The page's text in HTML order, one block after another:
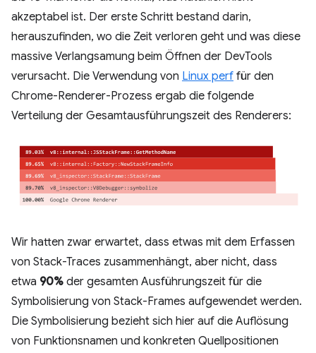
akzeptabel ist. Der erste Schritt bestand darin,
herauszufinden, wo die Zeit verloren geht und was diese
massive Verlangsamung beim Öffnen der DevTools
verursacht. Die Verwendung von Linux perf für den
Chrome-Renderer-Prozess ergab die folgende
Verteilung der Gesamtausführungszeit des Renderers:
Wir hatten zwar erwartet, dass etwas mit dem Erfassen
von Stack-Traces zusammenhängt, aber nicht, dass
etwa 90% der gesamten Ausführungszeit für die
Symbolisierung von Stack-Frames aufgewendet werden.
Die Symbolisierung bezieht sich hier auf die Auflösung
von Funktionsnamen und konkreten Quellpositionen